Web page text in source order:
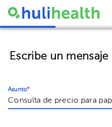
Escribe un
Asunto*